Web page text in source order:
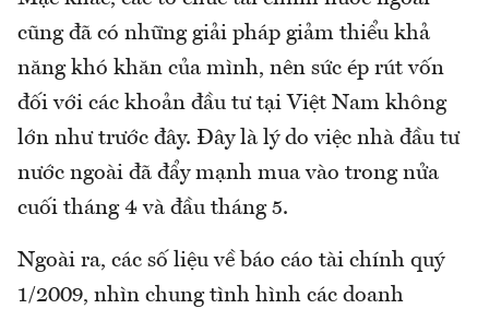
cũng đã có những giải pháp giảm thiểu khả
năng khó khăn của mình, nên sức ép rút vốn
đối với các khoản đầu tư tại Việt Nam không
lớn như trước đây. Đây là lý do việc nhà đầu tư
nước ngoài đã đẩy mạnh mua vào trong nửa
cuối tháng 4 và đầu tháng 5.
Ngoài ra, các số liệu về báo cáo tài chính quý
1/2009, nhìn chung tình hình các doanh